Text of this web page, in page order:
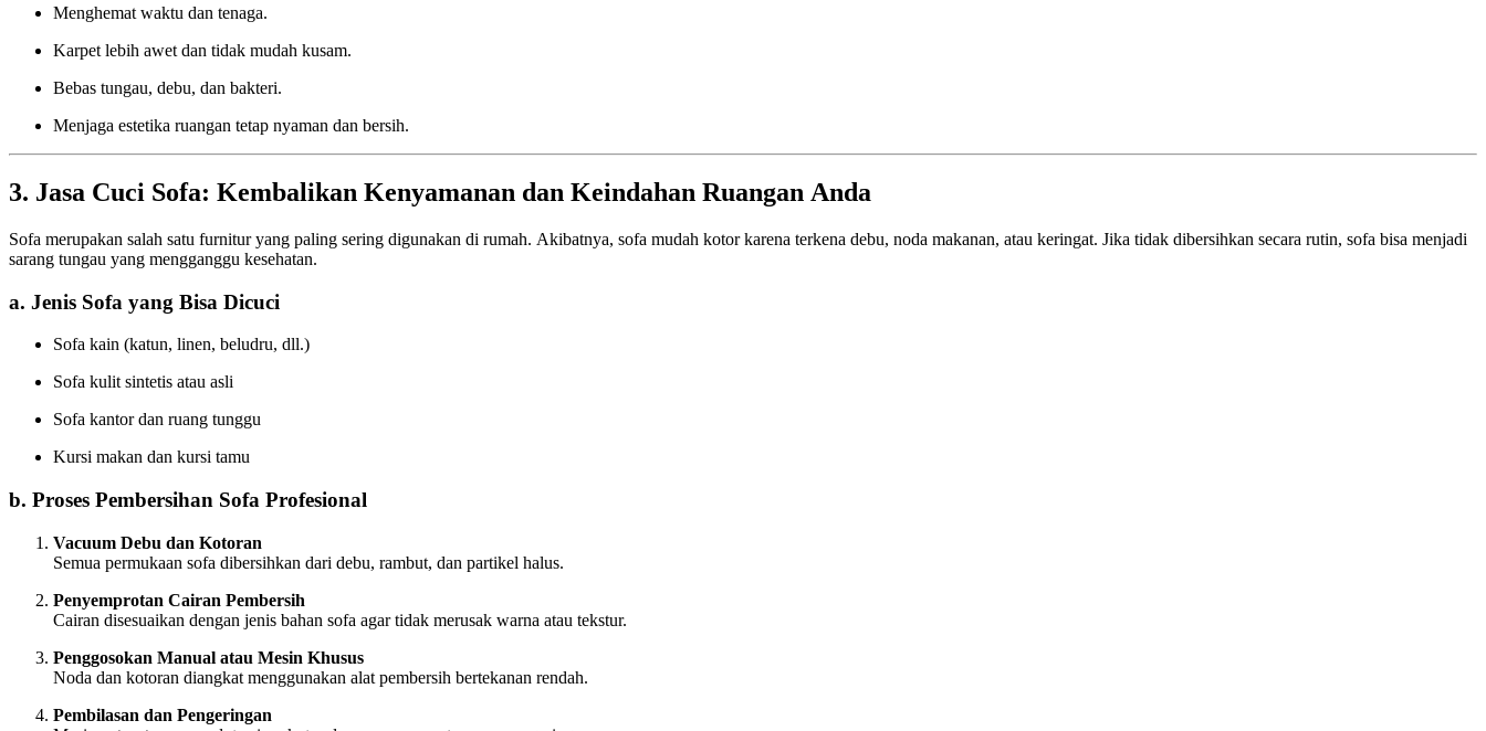
Menghemat waktu dan tenaga.
Karpet lebih awet dan tidak mudah kusam.
Bebas tungau, debu, dan bakteri.
Menjaga estetika ruangan tetap nyaman dan bersih.
3. Jasa Cuci Sofa: Kembalikan Kenyamanan dan Keindahan Ruangan Anda
Sofa merupakan salah satu furnitur yang paling sering digunakan di rumah. Akibatnya, sofa mudah kotor karena terkena debu, noda makanan, atau keringat. Jika tidak dibersihkan secara rutin, sofa bisa menjadi
sarang tungau yang mengganggu kesehatan.
a. Jenis Sofa yang Bisa Dicuci
Sofa kain (katun, linen, beludru, dll.)
Sofa kulit sintetis atau asli
Sofa kantor dan ruang tunggu
Kursi makan dan kursi tamu
b. Proses Pembersihan Sofa Profesional
Vacuum Debu dan Kotoran
Semua permukaan sofa dibersihkan dari debu, rambut, dan partikel halus.
Penyemprotan Cairan Pembersih
Cairan disesuaikan dengan jenis bahan sofa agar tidak merusak warna atau tekstur.
Penggosokan Manual atau Mesin Khusus
Noda dan kotoran diangkat menggunakan alat pembersih bertekanan rendah.
Pembilasan dan Pengeringan